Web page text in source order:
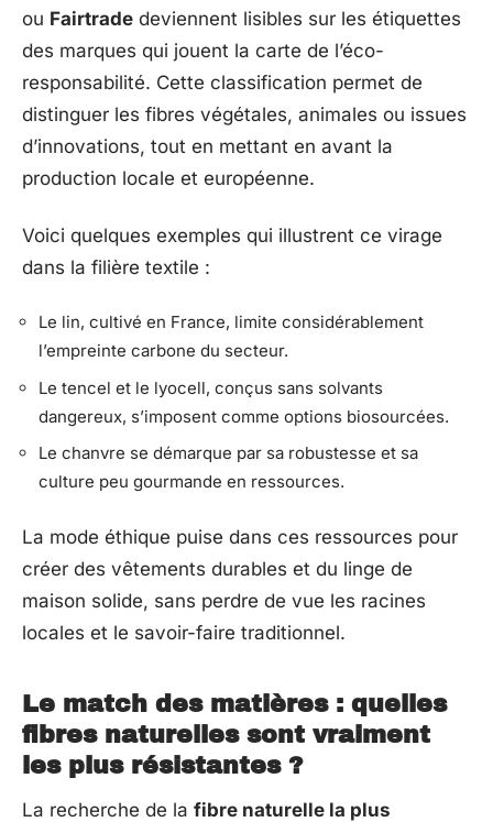
ou Fairtrade deviennent lisibles sur les étiquettes
des marques qui jouent la carte de l’éco-
responsabilité. Cette classification permet de
distinguer les fibres végétales, animales ou issues
d’innovations, tout en mettant en avant la
production locale et européenne.
Voici quelques exemples qui illustrent ce virage
dans la filière textile :
Le lin, cultivé en France, limite considérablement
l’empreinte carbone du secteur.
Le tencel et le lyocell, conçus sans solvants
dangereux, s’imposent comme options biosourcées.
Le chanvre se démarque par sa robustesse et sa
culture peu gourmande en ressources.
La mode éthique puise dans ces ressources pour
créer des vêtements durables et du linge de
maison solide, sans perdre de vue les racines
locales et le savoir-faire traditionnel.
Le match des matières : quelles
fibres naturelles sont vraiment
les plus résistantes ?
La recherche de la fibre naturelle la plus